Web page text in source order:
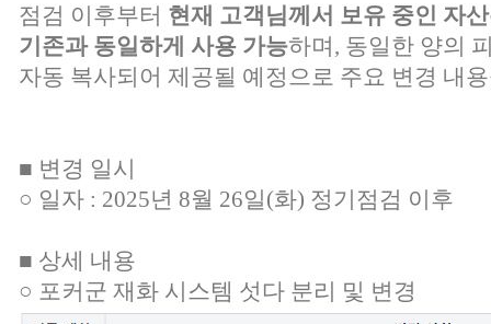
점검 이후부터 현재 고객님께서 보유 중인 자
기존과 동일하게 사용 가능하며, 동일한 양의
자동 복사되어 제공될 예정으로 주요 변경 내
■ 변경 일시
○ 일자 : 2025년 8월 26일(화) 정기점검 이후
■ 상세 내용
○ 포커군 재화 시스템 섯다 분리 및 변경